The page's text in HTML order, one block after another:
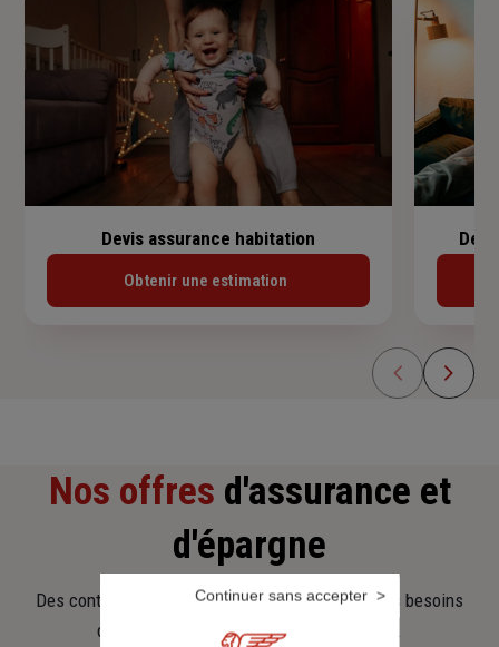
Devis assurance habitation
Obtenir une estimation
Nos offres d'assurance et
d'épargne
Des contrats clairs et flexibles pour sécuriser vos besoins
d’aujourd’hui et anticiper ceux de demain.
Continuer sans accepter